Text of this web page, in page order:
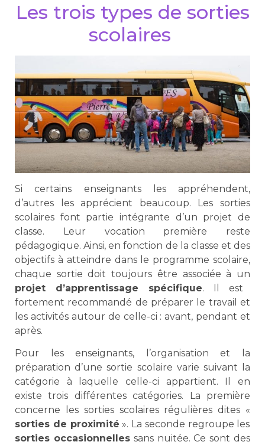
Les trois types de sorties
scolaires
Si certains enseignants les appréhendent,
d’autres les apprécient beaucoup. Les sorties
scolaires font partie intégrante d’un projet de
classe. Leur vocation première reste
pédagogique. Ainsi, en fonction de la classe et des
objectifs à atteindre dans le programme scolaire,
chaque sortie doit toujours être associée à un
projet d’apprentissage spécifique. Il est
fortement recommandé de préparer le travail et
les activités autour de celle-ci : avant, pendant et
après.
Pour les enseignants, l’organisation et la
préparation d’une sortie scolaire varie suivant la
catégorie à laquelle celle-ci appartient. Il en
existe trois différentes catégories. La première
concerne les sorties scolaires régulières dites «
sorties de proximité ». La seconde regroupe les
sorties occasionnellessans nuitée. Ce sont des